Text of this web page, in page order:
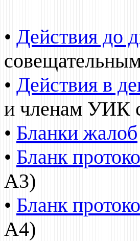
• Действия до
• Действия в
и членам УИК
• Бланки жалоб
• Бланк
A3)
• Бланк
A4)